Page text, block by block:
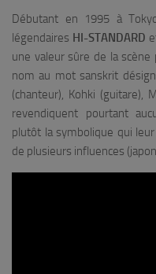
Débutant en 1995 à
légendaires HI-STANDARD
une valeur sûre de la
nom au mot sanskrit
(chanteur), Kohki (guitare),
revendiquent pourtant
plutôt la symbolique qui
de plusieurs influences